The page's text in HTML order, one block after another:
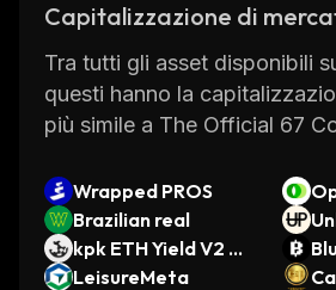
Capitalizzazione di
Tra tutti gli asset disponibili
questi hanno la
più simile a The Official 67
Wrapped PROS
Brazilian real
en
kpk ETH Yield V2 M
orpho Vault (Ether
LeisureMeta